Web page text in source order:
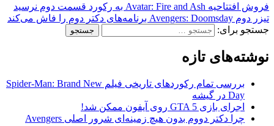
فروش افتتاحیه Avatar: Fire and Ash به رکورد قسمت دوم نرسید
تیزر دوم Avengers: Doomsday برنامه‌های دکتر دوم را فاش می‌کند
جستجو برای:
نوشته‌های تازه
بررسی تمام رکوردهای تاریخی فیلم Spider-Man: Brand New
Day در گیشه
اجرای بازی GTA 5 روی آیفون ممکن شد!
چرا دکتر دووم بدون هیچ زمینه‌ای شرور اصلی Avengers